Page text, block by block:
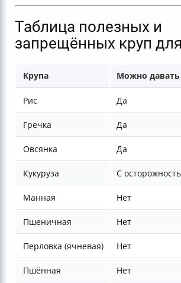
Таблица полезных и
запрещённых круп
Крупа Можно давать
Рис Да
Гречка Да
Овсянка Да
Кукуруза С
Манная Нет
Пшеничная Нет
Перловка (ячневая) Нет
Пшённая Нет